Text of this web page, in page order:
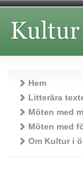
Hem
Litterära
Möten med
Möten med
Om Kultur i